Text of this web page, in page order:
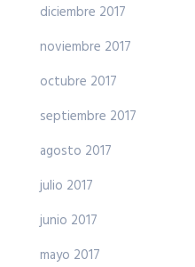
diciembre 2017
noviembre 2017
octubre 2017
septiembre 2017
agosto 2017
julio 2017
junio 2017
mayo 2017